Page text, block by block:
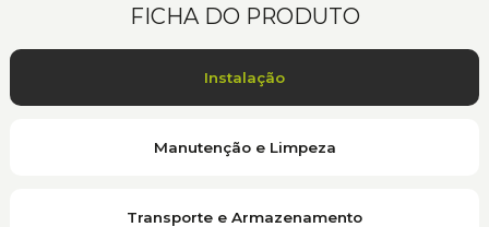
FICHA DO PRODUTO
Instalação
Manutenção e Limpeza
Transporte e Armazenamento